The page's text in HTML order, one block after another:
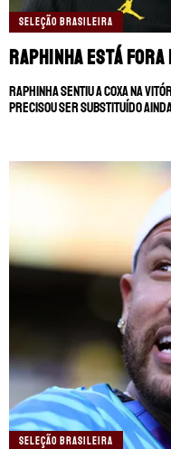
SELEÇÃO BRASILEIRA
Raphinha está
Raphinha sentiu a coxa na
precisou ser substituído
SELEÇÃO BRASILEIRA